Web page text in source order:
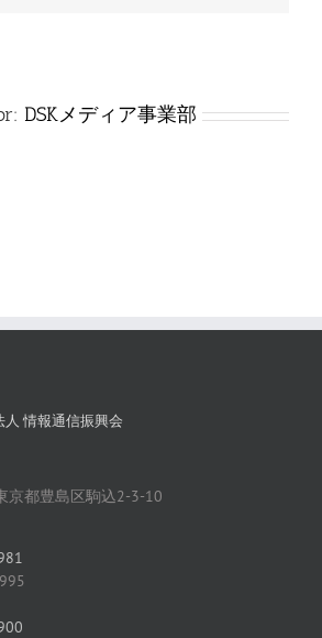
DSKメディア事業部
人 情報通信振興会
都豊島区駒込2-3-10